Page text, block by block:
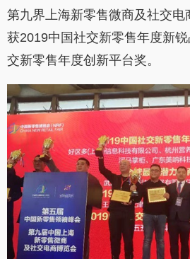
第九界上海新零售微商及社交
获2019中国社交新零售年度新锐
交新零售年度创新平台奖。